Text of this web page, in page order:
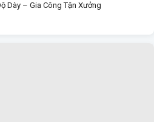
Dày – Gia Công Tận Xưởng